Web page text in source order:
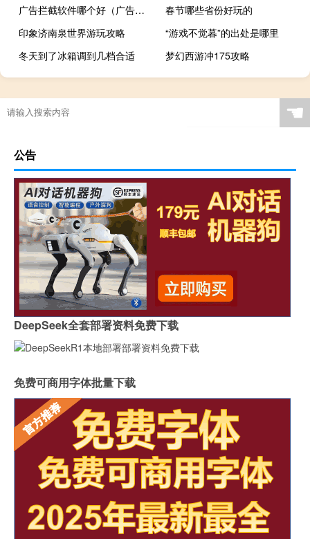
广告拦截软件哪个好（广告拦截）
春节哪些省份好玩的
印象济南泉世界游玩攻略
“游戏不觉暮”的出处是哪里
冬天到了冰箱调到几档合适
梦幻西游冲175攻略
☚
公告
DeepSeek全套部署资料免费下载
免费可商用字体批量下载